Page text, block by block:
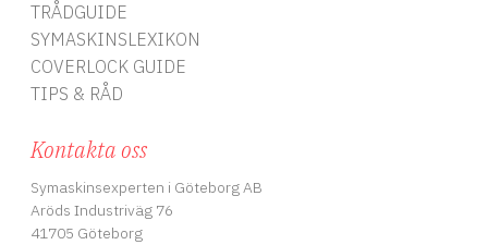
TRÅDGUIDE
SYMASKINSLEXIKON
COVERLOCK GUIDE
TIPS & RÅD
Kontakta oss
Symaskinsexperten i Göteborg AB
Aröds Industriväg 76
41705 Göteborg